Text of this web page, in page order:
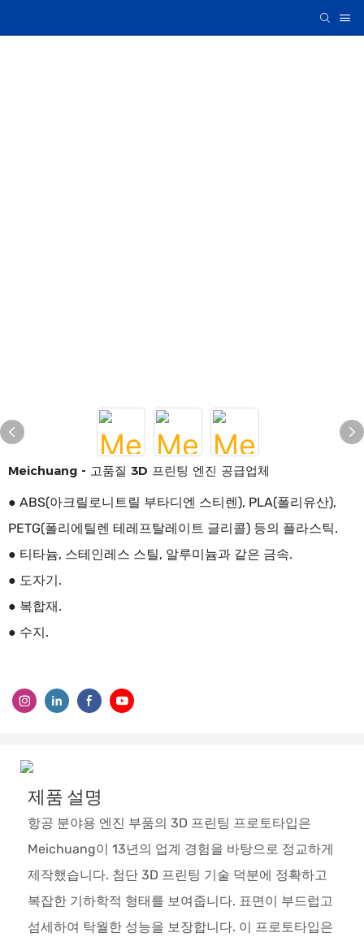
Meichuang - 고품질 3D 프린팅 엔진 공급업체
● ABS(아크릴로니트릴 부타디엔 스티렌), PLA(폴리유산),
PETG(폴리에틸렌 테레프탈레이트 글리콜) 등의 플라스틱.
● 티타늄, 스테인레스 스틸, 알루미늄과 같은 금속.
● 도자기.
● 복합재.
● 수지.
제품 설명
항공 분야용 엔진 부품의 3D 프린팅 프로토타입은
Meichuang이 13년의 업계 경험을 바탕으로 정교하게
제작했습니다. 첨단 3D 프린팅 기술 덕분에 정확하고
복잡한 기하학적 형태를 보여줍니다. 표면이 부드럽고
섬세하여 탁월한 성능을 보장합니다. 이 프로토타입은